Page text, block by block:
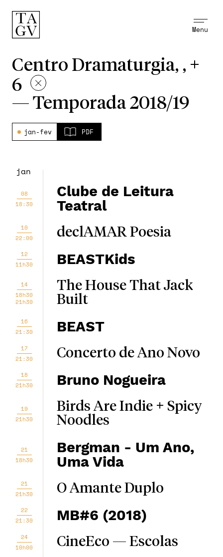
Menu
Centro Dramaturgia, , +
6
— Temporada 2018/19
jan-fev PDF
jan
08
18:30
Clube de Leitura
Teatral
10
22:00
declAMAR Poesia
12
11h30
BEASTKids
14
18h30
21h30
The House That Jack
Built
16
21:30
BEAST
17
21:30
Concerto de Ano Novo
18
21h30
Bruno Nogueira
19
21h30
Birds Are Indie + Spicy
Noodles
21
18h30
Bergman - Um Ano,
Uma Vida
21
21h30
O Amante Duplo
22
21:30
MB#6 (2018)
24
10h00
CineEco — Escolas